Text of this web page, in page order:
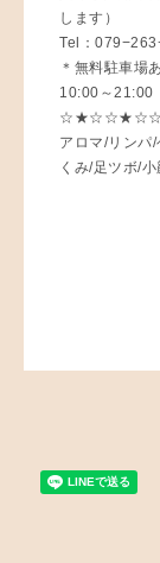
します）
Tel：
＊無料駐車場
10:00～21:00
アロマ/リンパ
くみ/足ツボ/小